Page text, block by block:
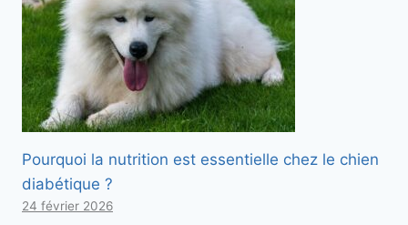
Pourquoi la nutrition est essentielle chez le chien
diabétique ?
24 février 2026